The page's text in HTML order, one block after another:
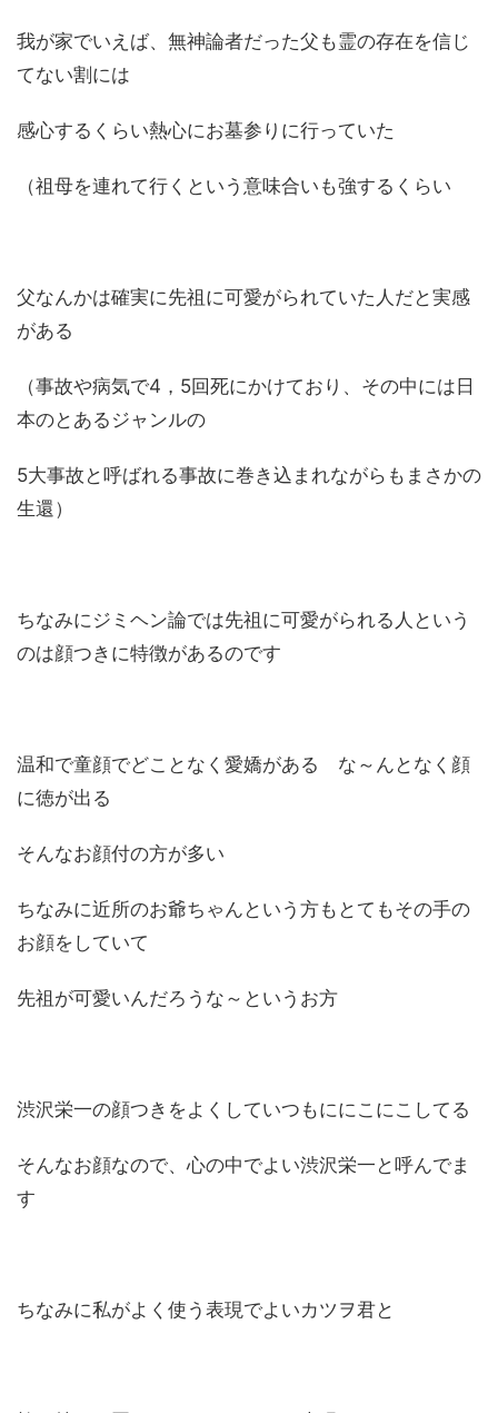
我が家でいえば、無神論者だった父も霊の存在を信じ
てない割には
感心するくらい熱心にお墓参りに行っていた
（祖母を連れて行くという意味合いも強するくらい
父なんかは確実に先祖に可愛がられていた人だと実感
がある
（事故や病気で4，5回死にかけており、その中には日
本のとあるジャンルの
5大事故と呼ばれる事故に巻き込まれながらもまさかの
生還）
ちなみにジミヘン論では先祖に可愛がられる人という
のは顔つきに特徴があるのです
温和で童顔でどことなく愛嬌がある な～んとなく顔
に徳が出る
そんなお顔付の方が多い
ちなみに近所のお爺ちゃんという方もとてもその手の
お顔をしていて
先祖が可愛いんだろうな～というお方
渋沢栄一の顔つきをよくしていつもににこにこしてる
そんなお顔なので、心の中でよい渋沢栄一と呼んでま
す
ちなみに私がよく使う表現でよいカツヲ君と